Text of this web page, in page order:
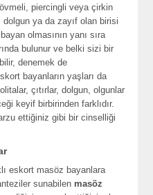
piercingli veya çirkin
ya da zayıf olan birisi
bayan olmasının yanı sıra
bulunur ve belki sizi bir
denemek de
bayanların yaşları da
çıtırlar, dolgun, olgunlar
keyif birbirinden farklıdır.
ettiğiniz gibi bir cinselliği
eskort masöz bayanlara
sunabilen masöz